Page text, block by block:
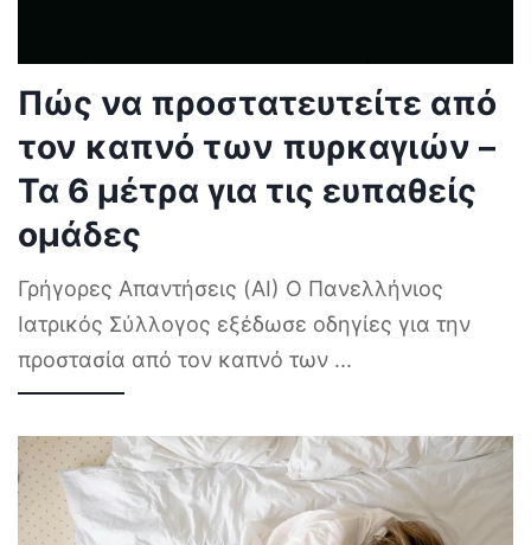
Πώς να προστατευτείτε από
τον καπνό των πυρκαγιών –
Τα 6 μέτρα για τις ευπαθείς
ομάδες
Γρήγορες Απαντήσεις (AI) Ο Πανελλήνιος
Ιατρικός Σύλλογος εξέδωσε οδηγίες για την
προστασία από τον καπνό των ...